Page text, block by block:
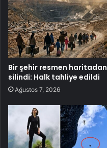
Bir şehir resmen haritadan
silindi: Halk tahliye edildi
Ağustos 7, 2026